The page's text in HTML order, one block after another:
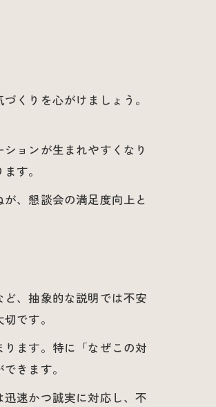
くりを心がけましょう。
ョンが生まれやすくなり
す。
、懇談会の満足度向上と
、抽象的な説明では不安
です。
ます。特に「なぜこの対
きます。
速かつ誠実に対応し、不